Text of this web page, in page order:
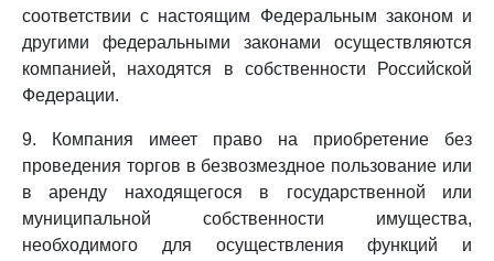
соответствии с настоящим Федеральным законом и
другими федеральными законами осуществляются
компанией, находятся в собственности Российской
Федерации.
9. Компания имеет право на приобретение без
проведения торгов в безвозмездное пользование или
в аренду находящегося в государственной или
муниципальной собственности имущества,
необходимого для осуществления функций и